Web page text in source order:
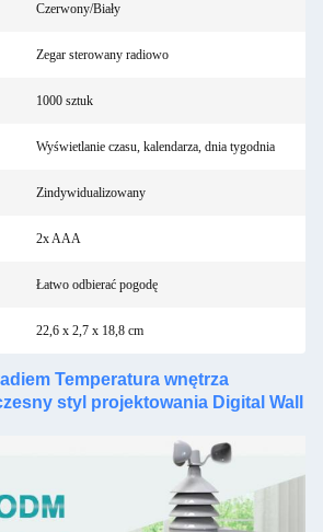
Czerwony/Biały
Zegar sterowany radiowo
1000 sztuk
Wyświetlanie czasu, kalendarza, dnia tygodnia
Zindywidualizowany
2x AAA
Łatwo odbierać pogodę
22,6 x 2,7 x 18,8 cm
Temperatura wnętrza
styl projektowania Digital Wall